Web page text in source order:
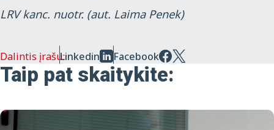
LRV kanc. nuotr. (aut. Laima Penek)
Dalintis įrašu:Linkedin Facebook
Taip pat skaitykite: